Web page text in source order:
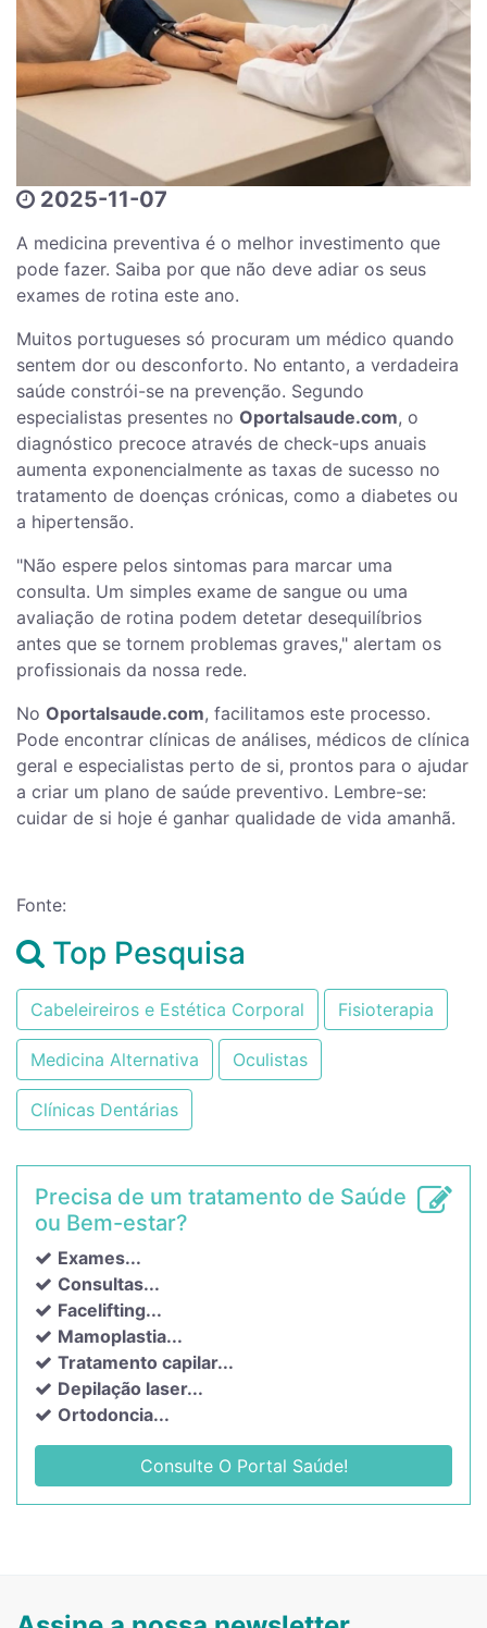
2025-11-07
A medicina preventiva é o melhor investimento que
pode fazer. Saiba por que não deve adiar os seus
exames de rotina este ano.
Muitos portugueses só procuram um médico quando
sentem dor ou desconforto. No entanto, a verdadeira
saúde constrói-se na prevenção. Segundo
especialistas presentes no Oportalsaude.com, o
diagnóstico precoce através de check-ups anuais
aumenta exponencialmente as taxas de sucesso no
tratamento de doenças crónicas, como a diabetes ou
a hipertensão.
"Não espere pelos sintomas para marcar uma
consulta. Um simples exame de sangue ou uma
avaliação de rotina podem detetar desequilíbrios
antes que se tornem problemas graves," alertam os
profissionais da nossa rede.
No Oportalsaude.com, facilitamos este processo.
Pode encontrar clínicas de análises, médicos de clínica
geral e especialistas perto de si, prontos para o ajudar
a criar um plano de saúde preventivo. Lembre-se:
cuidar de si hoje é ganhar qualidade de vida amanhã.
Fonte:
Top Pesquisa
Cabeleireiros e Estética Corporal Fisioterapia
Medicina Alternativa Oculistas
Clínicas Dentárias
Precisa de um tratamento de Saúde
ou Bem-estar?
Exames...
Consultas...
Facelifting...
Mamoplastia...
Tratamento capilar...
Depilação laser...
Ortodoncia...
Consulte O Portal Saúde!